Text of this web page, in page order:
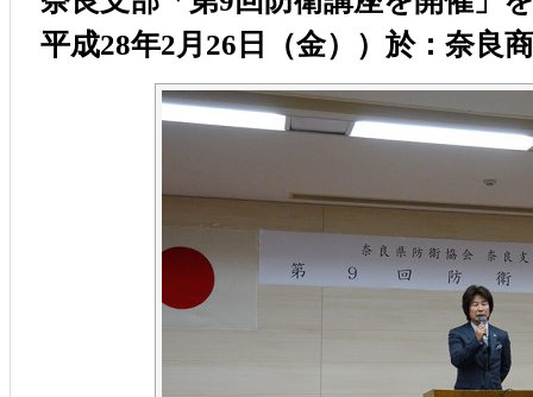
平成28年2月26日（金））於：奈良